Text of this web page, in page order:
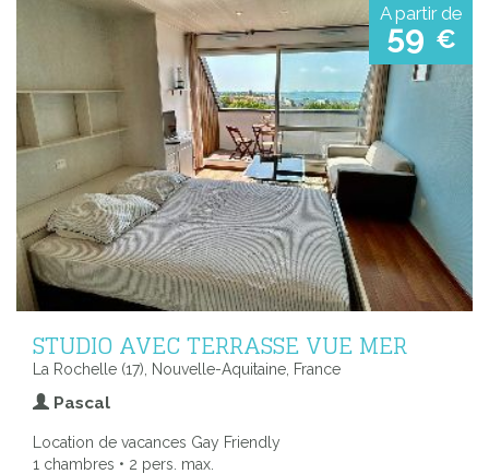
A partir de
59 €
STUDIO AVEC TERRASSE VUE MER
La Rochelle (17), Nouvelle-Aquitaine, France
Pascal
Location de vacances Gay Friendly
1 chambres • 2 pers. max.